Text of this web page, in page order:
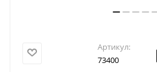
Артикул:
73400